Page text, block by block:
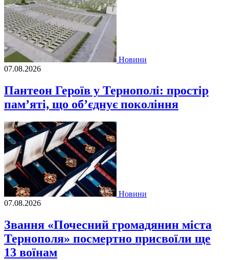
Новини
07.08.2026
Пантеон Героїв у Тернополі: простір
пам’яті, що об’єднує покоління
Новини
07.08.2026
Звання «Почесний громадянин міста
Тернополя» посмертно присвоїли ще
13 воїнам